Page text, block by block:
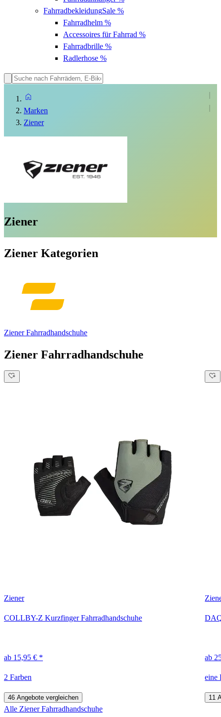
FahrradbekleidungSale %
Fahrradhelm %
Accessoires für Fahrrad %
Fahrradbrille %
Radlerhose %
Marken
Ziener
Ziener
Ziener Kategorien
Ziener Fahrradhandschuhe
Ziener Fahrradhandschuhe
Ziener
COLLBY-Z Kurzfinger Fahrradhandschuhe
ab 15,95 € *
2 Farben
46 Angebote vergleichen
ab
eine
11
Alle Ziener Fahrradhandschuhe